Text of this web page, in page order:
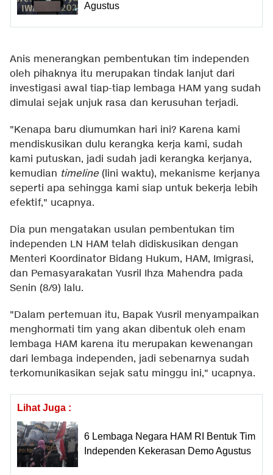
Agustus
Anis menerangkan pembentukan tim independen
oleh pihaknya itu merupakan tindak lanjut dari
investigasi awal tiap-tiap lembaga HAM yang sudah
dimulai sejak unjuk rasa dan kerusuhan terjadi.
"Kenapa baru diumumkan hari ini? Karena kami
mendiskusikan dulu kerangka kerja kami, sudah
kami putuskan, jadi sudah jadi kerangka kerjanya,
kemudian timeline (lini waktu), mekanisme kerjanya
seperti apa sehingga kami siap untuk bekerja lebih
efektif," ucapnya.
Dia pun mengatakan usulan pembentukan tim
independen LN HAM telah didiskusikan dengan
Menteri Koordinator Bidang Hukum, HAM, Imigrasi,
dan Pemasyarakatan Yusril Ihza Mahendra pada
Senin (8/9) lalu.
"Dalam pertemuan itu, Bapak Yusril menyampaikan
menghormati tim yang akan dibentuk oleh enam
lembaga HAM karena itu merupakan kewenangan
dari lembaga independen, jadi sebenarnya sudah
terkomunikasikan sejak satu minggu ini," ucapnya.
Lihat Juga :
6 Lembaga Negara HAM RI Bentuk Tim
Independen Kekerasan Demo Agustus